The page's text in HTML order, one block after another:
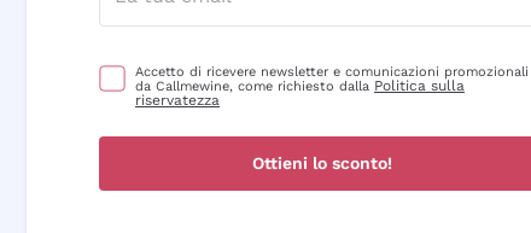
Accetto di ricevere newsletter e comunicazioni promozionali
da Callmewine, come richiesto dalla Politica sulla
riservatezza
Ottieni lo sconto!